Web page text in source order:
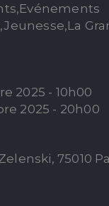
2025 - 10h00
2025 - 20h00
75010